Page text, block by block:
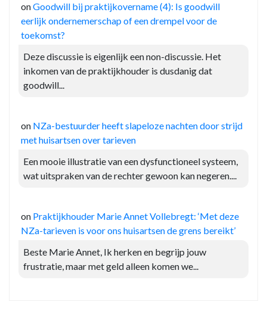
onGoodwill bij praktijkovername (4): Is goodwill
eerlijk ondernemerschap of een drempel voor de
toekomst?
Deze discussie is eigenlijk een non-discussie. Het
inkomen van de praktijkhouder is dusdanig dat
goodwill...
on NZa-bestuurder heeft slapeloze nachten door strijd
met huisartsen over tarieven
Een mooie illustratie van een dysfunctioneel systeem,
wat uitspraken van de rechter gewoon kan negeren....
on Praktijkhouder Marie Annet Vollebregt: ‘Met deze
NZa-tarieven is voor ons huisartsen de grens bereikt’
Beste Marie Annet, Ik herken en begrijp jouw
frustratie, maar met geld alleen komen we...